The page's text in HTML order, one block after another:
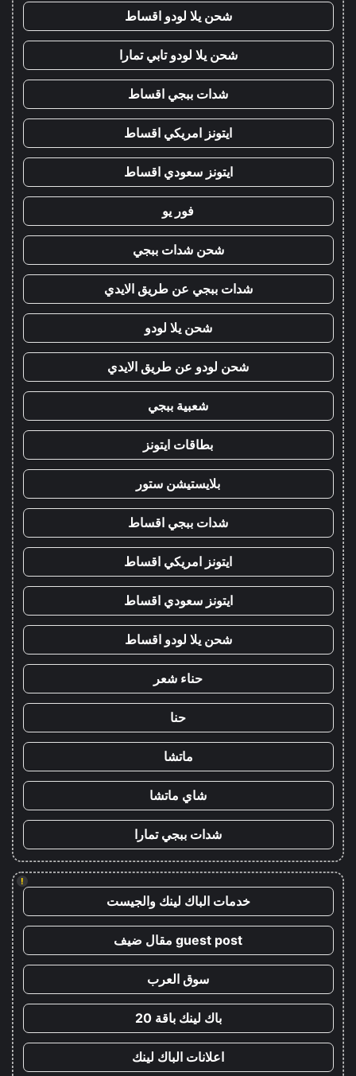
شحن يلا لودو اقساط
شحن يلا لودو تابي تمارا
شدات ببجي اقساط
ايتونز امريكي اقساط
ايتونز سعودي اقساط
فور يو
شحن شدات ببجي
شدات ببجي عن طريق الايدي
شحن يلا لودو
شحن لودو عن طريق الايدي
شعبية ببجي
بطاقات ايتونز
بلايستيشن ستور
شدات ببجي اقساط
ايتونز امريكي اقساط
ايتونز سعودي اقساط
شحن يلا لودو اقساط
حناء شعر
حنا
ماتشا
شاي ماتشا
شدات ببجي تمارا
!
خدمات الباك لينك والجيست
guest post مقال ضيف
سوق العرب
باك لينك باقة 20
اعلانات الباك لينك